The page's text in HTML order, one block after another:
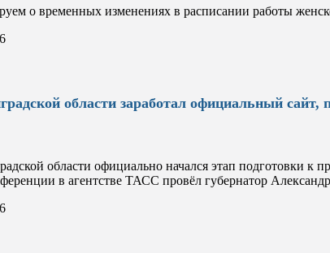
о временных изменениях в расписании работы
области заработал официальный
области официально начался этап подготовки к
в агентстве ТАСС провёл губернатор